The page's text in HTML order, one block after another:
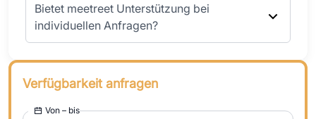
Bietet meetreet Unterstützung bei
individuellen Anfragen?
Verfügbarkeit anfragen
Von – bis